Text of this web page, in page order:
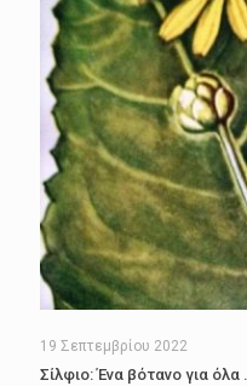
19 Σεπτεμβρίου 2022
Σίλφιο: Ένα βότανο για όλα …